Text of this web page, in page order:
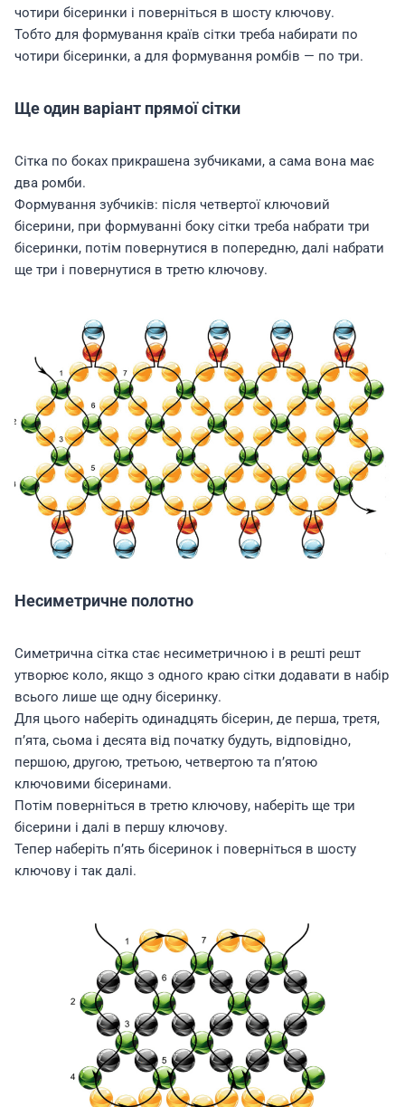
чотири бісеринки і поверніться в шосту ключову.
Тобто для формування країв сітки треба набирати по
чотири бісеринки, а для формування ромбів — по три.
Ще один варіант прямої сітки
Сітка по боках прикрашена зубчиками, а сама вона має
два ромби.
Формування зубчиків: після четвертої ключовий
бісерини, при формуванні боку сітки треба набрати три
бісеринки, потім повернутися в попередню, далі набрати
ще три і повернутися в третю ключову.
Несиметричне полотно
Симетрична сітка стає несиметричною і в решті решт
утворює коло, якщо з одного краю сітки додавати в набір
всього лише ще одну бісеринку.
Для цього наберіть одинадцять бісерин, де перша, третя,
п’ята, сьома і десята від початку будуть, відповідно,
першою, другою, третьою, четвертою та п’ятою
ключовими бісеринами.
Потім поверніться в третю ключову, наберіть ще три
бісерини і далі в першу ключову.
Тепер наберіть п’ять бісеринок і поверніться в шосту
ключову і так далі.